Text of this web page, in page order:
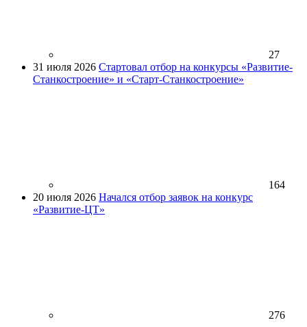
27
31 июля 2026 Стартовал отбор на конкурсы «Развитие-
Станкостроение» и «Старт-Станкостроение»
164
20 июля 2026 Начался отбор заявок на конкурс
«Развитие-ЦТ»
276